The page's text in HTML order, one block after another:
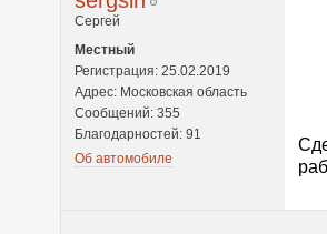
Сергей
Местный
Регистрация: 25.02.2019
Адрес: Московская область
Сообщений: 355
Благодарностей: 91
Об автомобиле